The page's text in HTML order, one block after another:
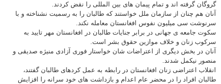
گروگان گرفته اند و تمام پیمان های بین المللی را نقض کردند.
آنان هم چنان از سازمان ملل خواستند که طالبان را به رسمیت نشناخته و با
سرنوشت سی میلیون نفوس افغانستان معامله نکند.
سکوت جامعه ی جهانی در برابر جنایات طالبان در افغانستان مهر تایید به
سرکوب زنان و خلاف موازین حقوق بشر است.
آنان در بخش دیگری از اعتراضات شان خواستار فوری آزادی منیژه صدیقی و
منصور نیکمل شدند.
انقلاب اعتراضی زنان افغانستان در رابطه به عمل کردهای طالبان گفتند،
طالبان افراد را در محضر عام اعدام و بازداشت های خود سرانه را افزایش